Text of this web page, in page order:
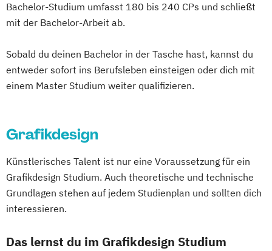
Bachelor-Studium umfasst 180 bis 240 CPs und schließt
mit der Bachelor-Arbeit ab.
Sobald du deinen Bachelor in der Tasche hast, kannst du
entweder sofort ins Berufsleben einsteigen oder dich mit
einem Master Studium weiter qualifizieren.
Grafikdesign
Künstlerisches Talent ist nur eine Voraussetzung für ein
Grafikdesign Studium. Auch theoretische und technische
Grundlagen stehen auf jedem Studienplan und sollten dich
interessieren.
Das lernst du im Grafikdesign Studium